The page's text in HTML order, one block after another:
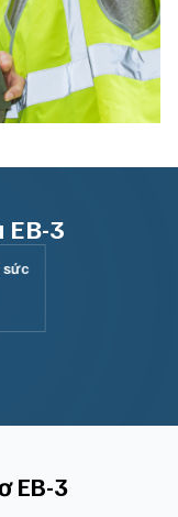
3
sức
EB-3